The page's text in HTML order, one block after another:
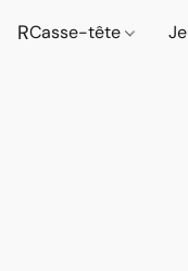
RCasse-tête